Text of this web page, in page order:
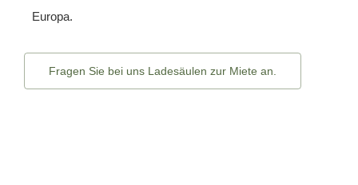
Europa.
Fragen Sie bei uns Ladesäulen zur Miete an.